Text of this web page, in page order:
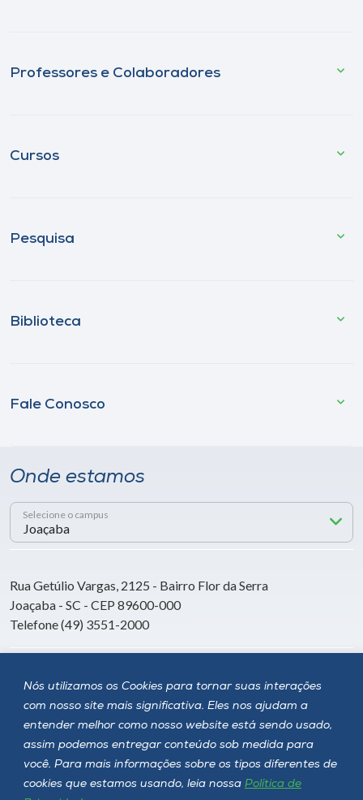
Nós utilizamos os Cookies para tornar suas interações
com nosso site mais significativa. Eles nos ajudam a
entender melhor como nosso website está sendo usado,
assim podemos entregar conteúdo sob medida para
você. Para mais informações sobre os tipos diferentes de
cookies que estamos usando, leia nossa Política de
Professores e Colaboradores
Cursos
Pesquisa
Biblioteca
Fale Conosco
Onde estamos
Selecione o campus
Rua Getúlio Vargas, 2125 - Bairro Flor da Serra
Joaçaba - SC - CEP 89600-000
Telefone (49) 3551-2000
Siga a Unoesc